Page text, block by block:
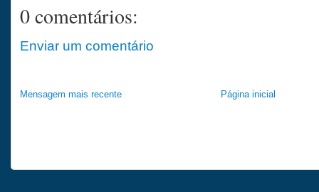
0 comentários:
Enviar um comentário
Mensagem mais recente Página inicial